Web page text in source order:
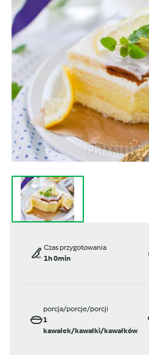
Czas przygotowania
1h 0min
porcja/porcje/porcji
1
kawałek/kawałki/kawałków